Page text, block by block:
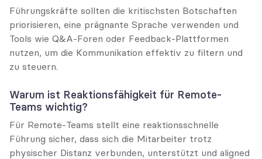
Führungskräfte sollten die kritischsten Botschaften
priorisieren, eine prägnante Sprache verwenden und
Tools wie Q&A-Foren oder Feedback-Plattformen
nutzen, um die Kommunikation effektiv zu filtern und
zu steuern.
Warum ist Reaktionsfähigkeit für Remote-
Teams wichtig?
Für Remote-Teams stellt eine reaktionsschnelle
Führung sicher, dass sich die Mitarbeiter trotz
physischer Distanz verbunden, unterstützt und aligned